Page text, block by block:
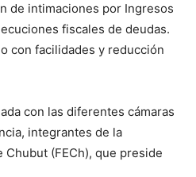
de intimaciones por Ingresos
fiscales de deudas.
con facilidades y reducción
con las diferentes cámaras
integrantes de la
Chubut (FECh), que preside